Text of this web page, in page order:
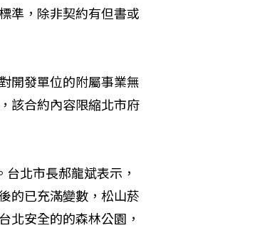
準，除非契約有但書或
開發單位的附屬事業無
該合約內容限縮北市府
北市長郝龍斌表示，
的已充滿變數，松山菸
北安全的的森林公園，